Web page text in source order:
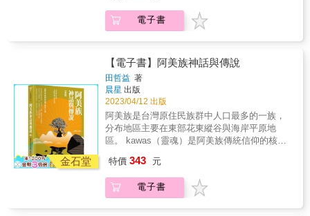
的群體意識差距、儀式面臨的斷層危機等等，
頭目、首席女巫及族人彼此幫助，共同祈求祖
靈庇蔭，並奮力維護、實踐歲時祭儀。 & 「習
這段話。要讓祖靈、部落、族人、在外打拼的
部落年輕人，對這塊土地有更進一步的認同和
共識，她還有很長的路要走，但已經在路上
了。 &
情與功力。雖然原住民社會變遷非常快速，文
化流失、社會解組的情形屢見不鮮，但是臺灣
新社區、世界南島社群、博物館與文化展演場
域，藝術創造日漸蓬勃，各個族群以獨特的方
式，詮釋人、自然與文化共構的世界。在自然
與文化遺產消逝的人類世，原住民族藝術提供
洞察原住民社會文化的視野。本書採用人類學
的比較觀點，揭露南島語族創藝之道的根基：
人與事物之起源以及歷史事件的敘事、人觀、
祖靈、系譜關聯、物與自然知識、空間組織。
描述臺灣南島藝術及其產地，詮釋部落生活與
的藝術形式與創作者和社會文化體系的關係，
區辨日常思維與藝術思考如何製作日常物與標
誌物，通過紀錄影像製作文化記憶，從想像與
電子書
金石堂
【電子書】阿美族神話與傳說
田哲益 著
晨星 出版
2023/04/12 出版
阿美族是台灣原住民族群中人口最多的一族，
分布地區主要在東部花東縱谷與海岸平原地
區。 kawas（靈魂）是阿美族傳統信仰的核
神、石頭、樹木、果實、植物等古老傳說，非
常多元而豐富，皆是珍貴採錄的口傳文學。 而
其中一首傳衍已久的起源之歌，也描述阿美族
特價 343 元
電子書